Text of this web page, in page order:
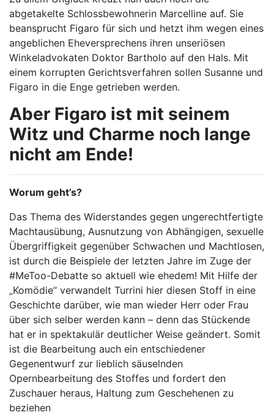
abgetakelte Schlossbewohnerin Marcelline auf. Sie
beansprucht Figaro für sich und hetzt ihm wegen eines
angeblichen Eheversprechens ihren unseriösen
Winkeladvokaten Doktor Bartholo auf den Hals. Mit
einem korrupten Gerichtsverfahren sollen Susanne und
Figaro in die Enge getrieben werden.
Aber Figaro ist mit seinem
Witz und Charme noch lange
nicht am Ende!
Worum geht’s?
Das Thema des Widerstandes gegen ungerechtfertigte
Machtausübung, Ausnutzung von Abhängigen, sexuelle
Übergriffigkeit gegenüber Schwachen und Machtlosen,
ist durch die Beispiele der letzten Jahre im Zuge der
#MeToo-Debatte so aktuell wie ehedem! Mit Hilfe der
„Komödie“ verwandelt Turrini hier diesen Stoff in eine
Geschichte darüber, wie man wieder Herr oder Frau
über sich selber werden kann – denn das Stückende
hat er in spektakulär deutlicher Weise geändert. Somit
ist die Bearbeitung auch ein entschiedener
Gegenentwurf zur lieblich säuselnden
Opernbearbeitung des Stoffes und fordert den
Zuschauer heraus, Haltung zum Geschehenen zu
beziehen